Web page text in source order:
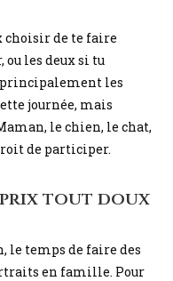
choisir de te faire
ou les deux si tu
principalement les
journée, mais
le chien, le chat,
de participer.
prix tout doux
le temps de faire des
en famille. Pour